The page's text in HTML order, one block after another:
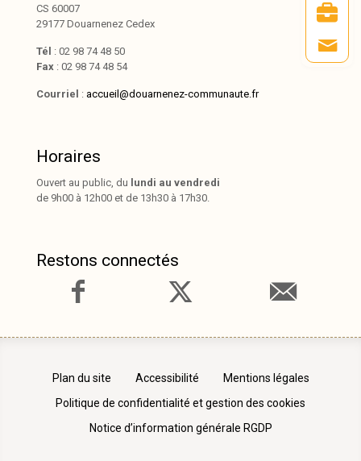
CS 60007
29177 Douarnenez Cedex
Tél : 02 98 74 48 50
Fax : 02 98 74 48 54
Courriel : accueil@douarnenez-communaute.fr
Horaires
Ouvert au public, du lundi au vendredi
de 9h00 à 12h00 et de 13h30 à 17h30.
Restons connectés
Plan du site Accessibilité
Mentions légales
Politique de confidentialité et gestion des cookies
Notice d’information générale RGDP